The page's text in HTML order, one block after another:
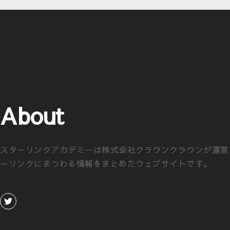
About
スターリンクアカデミーは株式会社クラウンクラウンが運
ーリンクにまつわる情報をまとめたウェブサイトです。